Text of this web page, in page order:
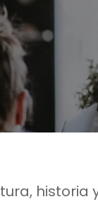
historia